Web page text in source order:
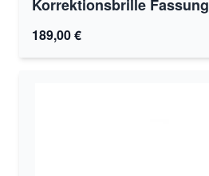
Korrektionsbrille Fassung
189,00 €